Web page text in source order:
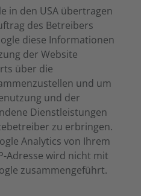
in den USA übertragen
des Betreibers
diese Informationen
der Website
über die
und um
und der
Dienstleistungen
zu erbringen.
Analytics von Ihrem
Adresse wird nicht mit
zusammengeführt.